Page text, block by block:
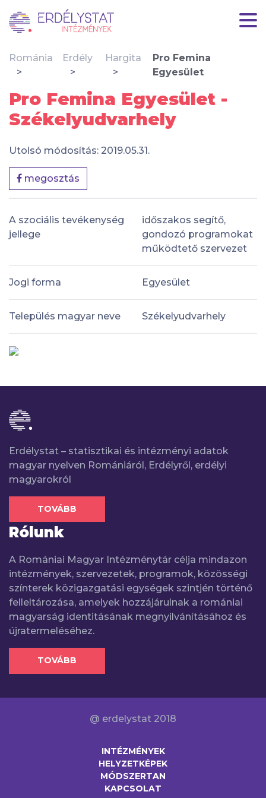
Románia Erdély Hargita
Pro Femina
Egyesület
Pro Femina Egyesület -
Székelyudvarhely
Utolsó módosítás: 2019.05.31.
megosztás
A szociális tevékenység
jellege
időszakos segítő,
gondozó programokat
működtető szervezet
Jogi forma Egyesület
Település magyar neve Székelyudvarhely
Erdélystat – statisztikai és intézményi adatok
magyar nyelven Romániáról, Erdélyről, erdélyi
magyarokról
TOVÁBB
Rólunk
A Romániai Magyar Intézménytár célja mindazon
intézmények, szervezetek, programok, közösségi
színterek közigazgatási egységek szintjén történő
felleltározása, amelyek hozzájárulnak a romániai
magyarság identitásának megnyilvánításához és
újratermeléséhez.
TOVÁBB
@ erdelystat 2018
INTÉZMÉNYEK
HELYZETKÉPEK
MÓDSZERTAN
KAPCSOLAT